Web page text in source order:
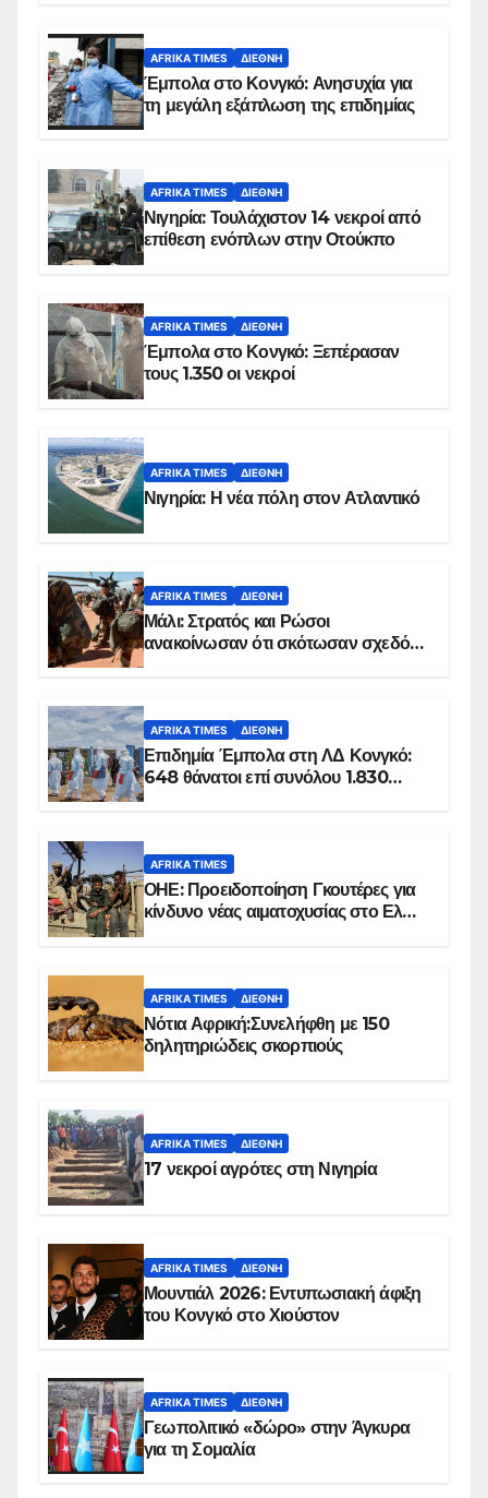
AFRIKA TIMES ΔΙΕΘΝΉ
Έμπολα στο Κονγκό: Ανησυχία για
τη μεγάλη εξάπλωση της επιδημίας
AFRIKA TIMES ΔΙΕΘΝΉ
Νιγηρία: Τουλάχιστον 14 νεκροί από
επίθεση ενόπλων στην Οτούκπο
AFRIKA TIMES ΔΙΕΘΝΉ
Έμπολα στο Κονγκό: Ξεπέρασαν
τους 1.350 οι νεκροί
AFRIKA TIMES ΔΙΕΘΝΉ
Νιγηρία: Η νέα πόλη στον Ατλαντικό
AFRIKA TIMES ΔΙΕΘΝΉ
Μάλι: Στρατός και Ρώσοι
ανακοίνωσαν ότι σκότωσαν σχεδόν
AFRIKA TIMES ΔΙΕΘΝΉ
Επιδημία Έμπολα στη ΛΔ Κονγκό:
648 θάνατοι επί συνόλου 1.830
AFRIKA TIMES
ΟΗΕ: Προειδοποίηση Γκουτέρες για
κίνδυνο νέας αιματοχυσίας στο Ελ
AFRIKA TIMES ΔΙΕΘΝΉ
Νότια Αφρική:Συνελήφθη με 150
δηλητηριώδεις σκορπιούς
AFRIKA TIMES ΔΙΕΘΝΉ
17 νεκροί αγρότες στη Νιγηρία
AFRIKA TIMES ΔΙΕΘΝΉ
Μουντιάλ 2026: Εντυπωσιακή άφιξη
του Κονγκό στο Χιούστον
AFRIKA TIMES ΔΙΕΘΝΉ
Γεωπολιτικό «δώρο» στην Άγκυρα
για τη Σομαλία